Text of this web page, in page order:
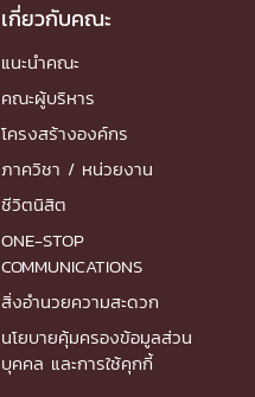
เกี่ยวกับคณะ
แนะนำคณะ
คณะผู้บริหาร
โครงสร้างองค์กร
ภาควิชา / หน่วยงาน
ชีวิตนิสิต
ONE-STOP
COMMUNICATIONS
สิ่งอำนวยความสะดวก
นโยบายคุ้มครองข้อมูลส่วน
บุคคล และการใช้คุกกี้